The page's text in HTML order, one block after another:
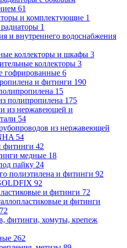
61
и комплектующие 1
1
и внутреннего водоснабжения
коллекторы и шкафы 3
коллекторы 3
гофрированные 6
и фитинги 190
15
полипропилена 175
из нержавеющей и
54
из нержавеющей
54
фитинги 42
медные 18
пайку 24
полиэтилена и фитинги 92
92
и фитинги 72
и фитинги
72
фитинги, хомуты, крепеж
262